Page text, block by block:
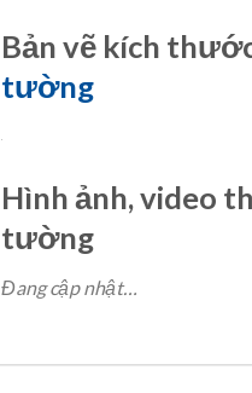
Bản vẽ kích
tường
Hình ảnh, video
tường
Đang cập nhật…